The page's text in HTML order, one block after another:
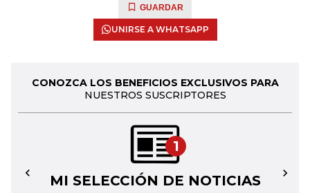
GUARDAR
UNIRSE A WHATSAPP
CONOZCA LOS BENEFICIOS EXCLUSIVOS PARA
NUESTROS SUSCRIPTORES
1
MI SELECCIÓN DE NOTICIAS
← →